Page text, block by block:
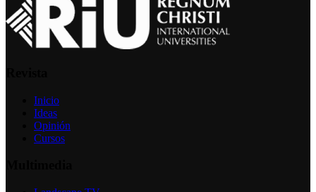
Inicio
Ideas
Opinión
Cursos